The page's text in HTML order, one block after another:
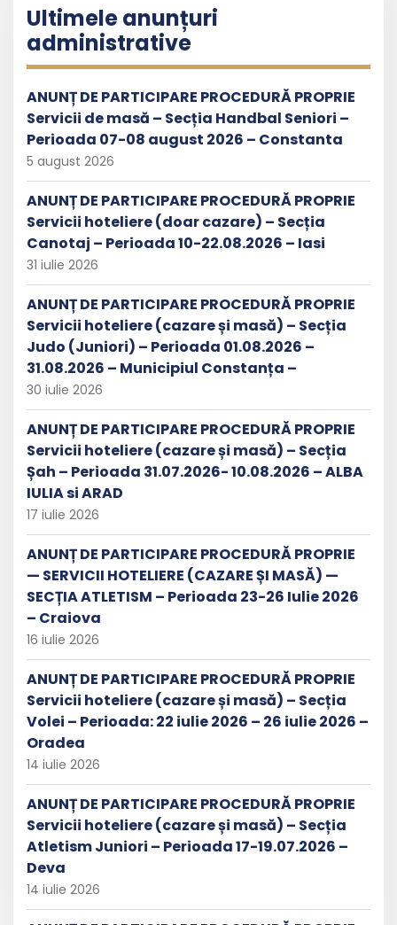
Ultimele anunțuri
administrative
ANUNȚ DE PARTICIPARE PROCEDURĂ PROPRIE
Servicii de masă – Secția Handbal Seniori –
Perioada 07-08 august 2026 – Constanta
5 august 2026
ANUNȚ DE PARTICIPARE PROCEDURĂ PROPRIE
Servicii hoteliere (doar cazare) – Secția
Canotaj – Perioada 10-22.08.2026 – Iasi
31 iulie 2026
ANUNȚ DE PARTICIPARE PROCEDURĂ PROPRIE
Servicii hoteliere (cazare și masă) – Secția
Judo (Juniori) – Perioada 01.08.2026 –
31.08.2026 – Municipiul Constanța –
30 iulie 2026
ANUNȚ DE PARTICIPARE PROCEDURĂ PROPRIE
Servicii hoteliere (cazare și masă) – Secția
Șah – Perioada 31.07.2026- 10.08.2026 – ALBA
IULIA si ARAD
17 iulie 2026
ANUNȚ DE PARTICIPARE PROCEDURĂ PROPRIE
— SERVICII HOTELIERE (CAZARE ȘI MASĂ) —
SECȚIA ATLETISM – Perioada 23-26 Iulie 2026
– Craiova
16 iulie 2026
ANUNȚ DE PARTICIPARE PROCEDURĂ PROPRIE
Servicii hoteliere (cazare și masă) – Secția
Volei – Perioada: 22 iulie 2026 – 26 iulie 2026 –
Oradea
14 iulie 2026
ANUNȚ DE PARTICIPARE PROCEDURĂ PROPRIE
Servicii hoteliere (cazare și masă) – Secția
Atletism Juniori – Perioada 17-19.07.2026 –
Deva
14 iulie 2026